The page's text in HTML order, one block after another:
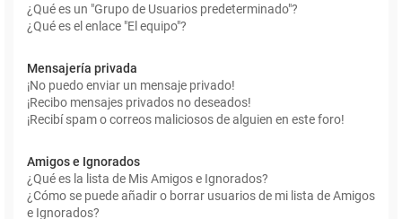
¿Qué es un "Grupo de Usuarios predeterminado"?
¿Qué es el enlace "El equipo"?
Mensajería privada
¡No puedo enviar un mensaje privado!
¡Recibo mensajes privados no deseados!
¡Recibí spam o correos maliciosos de alguien en este foro!
Amigos e Ignorados
¿Qué es la lista de Mis Amigos e Ignorados?
¿Cómo se puede añadir o borrar usuarios de mi lista de Amigos
e Ignorados?